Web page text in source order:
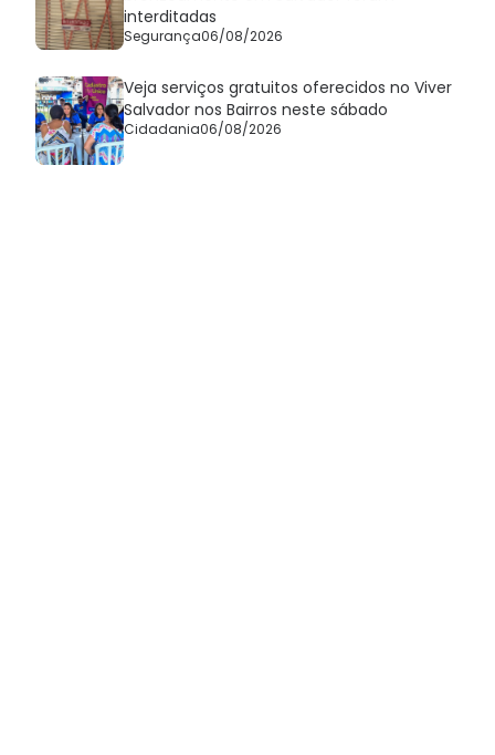
interditadas
Segurança06/08/2026
Veja serviços gratuitos oferecidos no Viver
Salvador nos Bairros neste sábado
Cidadania06/08/2026